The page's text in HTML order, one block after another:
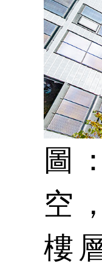
圖
空
樓